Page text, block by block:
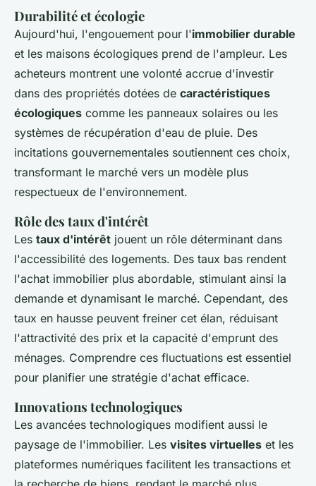
Durabilité et écologie
Aujourd'hui, l'engouement pour l'immobilier durable
et les maisons écologiques prend de l'ampleur. Les
acheteurs montrent une volonté accrue d'investir
dans des propriétés dotées de caractéristiques
écologiques comme les panneaux solaires ou les
systèmes de récupération d'eau de pluie. Des
incitations gouvernementales soutiennent ces choix,
transformant le marché vers un modèle plus
respectueux de l'environnement.
Rôle des taux d'intérêt
Les taux d'intérêt jouent un rôle déterminant dans
l'accessibilité des logements. Des taux bas rendent
l'achat immobilier plus abordable, stimulant ainsi la
demande et dynamisant le marché. Cependant, des
taux en hausse peuvent freiner cet élan, réduisant
l'attractivité des prix et la capacité d'emprunt des
ménages. Comprendre ces fluctuations est essentiel
pour planifier une stratégie d'achat efficace.
Innovations technologiques
Les avancées technologiques modifient aussi le
paysage de l'immobilier. Les visites virtuelles et les
plateformes numériques facilitent les transactions et